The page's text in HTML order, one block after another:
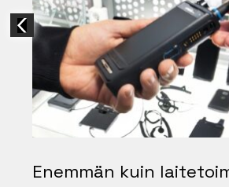
Enemmän kuin